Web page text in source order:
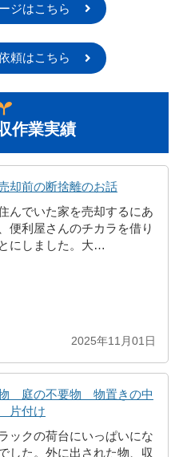
ジはこちら
頼はこちら
作業実績
却前の断捨離のお話
んでいた家を売却するにあ
便利屋さんのチカラを借り
にしました。大…
2025年11月01日
庭の不要物 物置きの中
片付け
ックの荷台にいっぱいにな
した。外に出された物、収